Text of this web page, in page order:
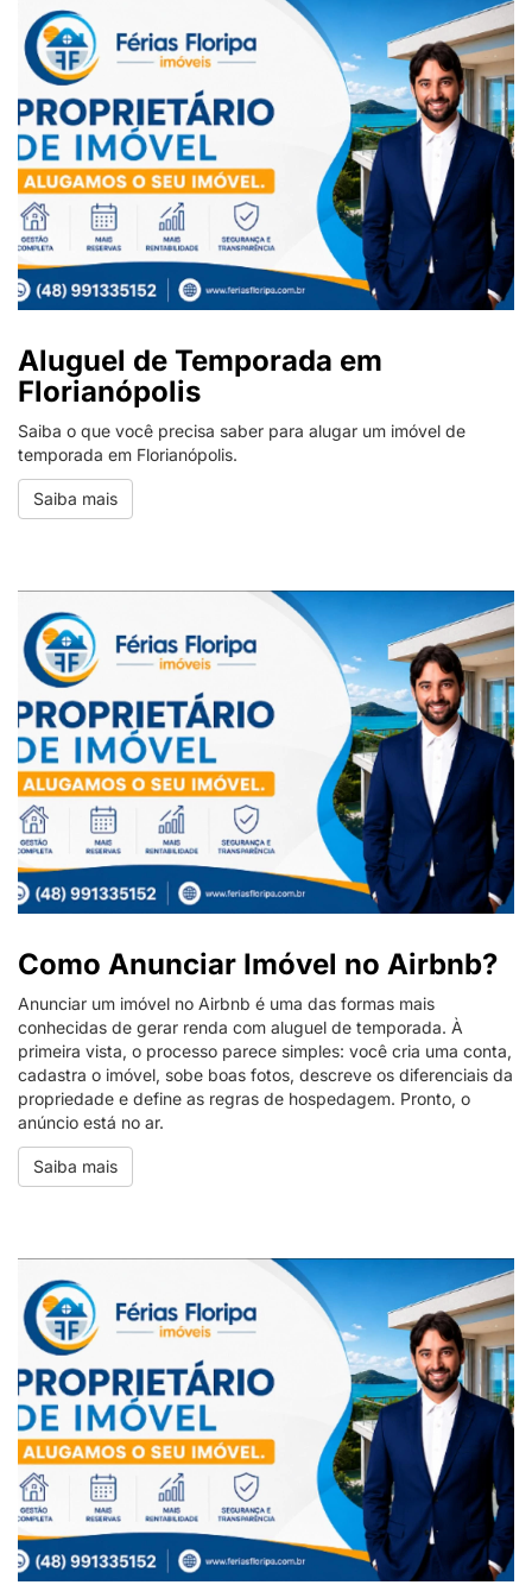
Aluguel de Temporada em
Florianópolis
Saiba o que você precisa saber para alugar um imóvel de
temporada em Florianópolis.
Saiba mais
Como Anunciar Imóvel no Airbnb?
Anunciar um imóvel no Airbnb é uma das formas mais
conhecidas de gerar renda com aluguel de temporada. À
primeira vista, o processo parece simples: você cria uma conta,
cadastra o imóvel, sobe boas fotos, descreve os diferenciais da
propriedade e define as regras de hospedagem. Pronto, o
anúncio está no ar.
Saiba mais